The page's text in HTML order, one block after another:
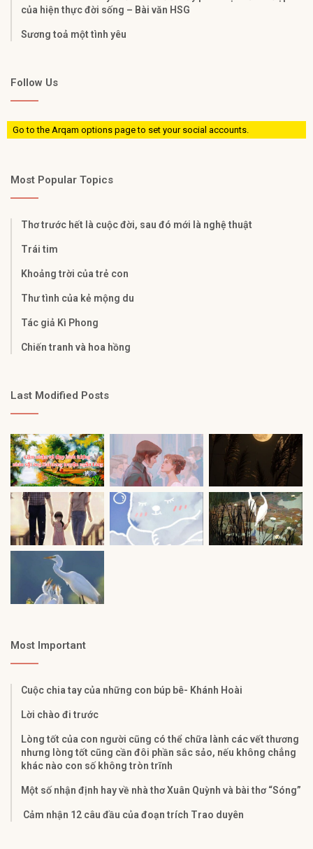
của hiện thực đời sống – Bài văn HSG
Sương toả một tình yêu
Follow Us
Go to the Arqam options page to set your social accounts.
Most Popular Topics
Thơ trước hết là cuộc đời, sau đó mới là nghệ thuật
Trái tim
Khoảng trời của trẻ con
Thư tình của kẻ mộng du
Tác giả Kì Phong
Chiến tranh và hoa hồng
Last Modified Posts
Most Important
Cuộc chia tay của những con búp bê- Khánh Hoài
Lời chào đi trước
Lòng tốt của con người cũng có thể chữa lành các vết thương
nhưng lòng tốt cũng cần đôi phần sắc sảo, nếu không chẳng
khác nào con số không tròn trĩnh
Một số nhận định hay về nhà thơ Xuân Quỳnh và bài thơ “Sóng”
Cảm nhận 12 câu đầu của đoạn trích Trao duyên